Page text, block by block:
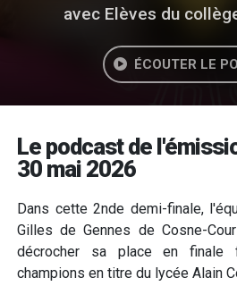
avec Elèves du
ÉCOUTER LE
Le podcast de
30 mai 2026
Dans cette 2nde demi-finale,
Gilles de Gennes de Cosne-
décrocher sa place en finale
champions en titre du lycée Alain